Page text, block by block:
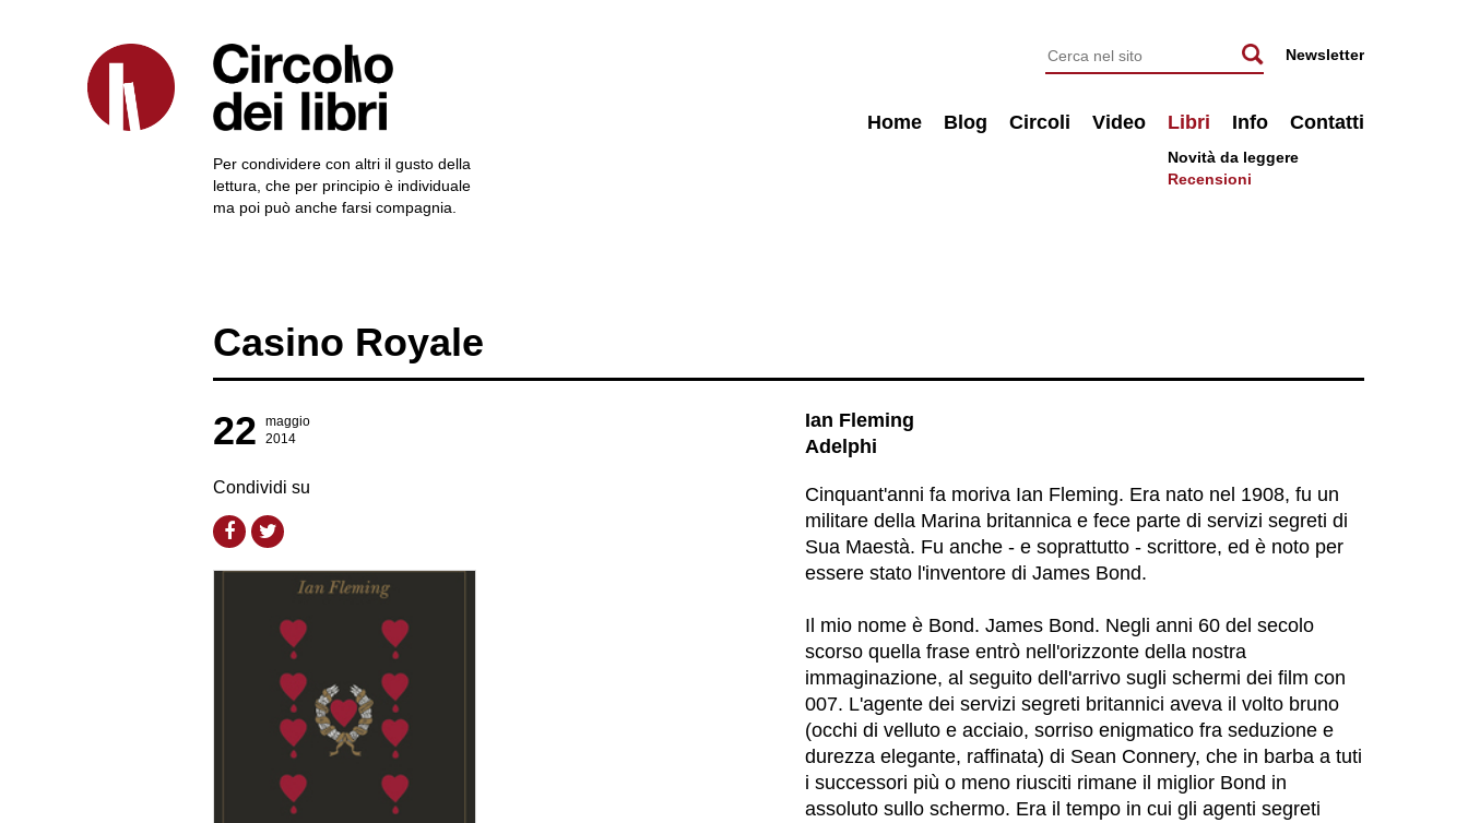
Newsletter
Home Blog Circoli Video Libri
Novità da leggere
Recensioni
Info Contatti
Per condividere con altri il gusto della
lettura, che per principio è individuale
ma poi può anche farsi compagnia.
Casino Royale
22
maggio
2014
Condividi su
Ian Fleming
Adelphi
Cinquant'anni fa moriva Ian Fleming. Era nato nel 1908, fu un
militare della Marina britannica e fece parte di servizi segreti di
Sua Maestà. Fu anche - e soprattutto - scrittore, ed è noto per
essere stato l'inventore di James Bond.
Il mio nome è Bond. James Bond. Negli anni 60 del secolo
scorso quella frase entrò nell'orizzonte della nostra
immaginazione, al seguito dell'arrivo sugli schermi dei film con
007. L'agente dei servizi segreti britannici aveva il volto bruno
(occhi di velluto e acciaio, sorriso enigmatico fra seduzione e
durezza elegante, raffinata) di Sean Connery, che in barba a tuti
i successori più o meno riusciti rimane il miglior Bond in
assoluto sullo schermo. Era il tempo in cui gli agenti segreti